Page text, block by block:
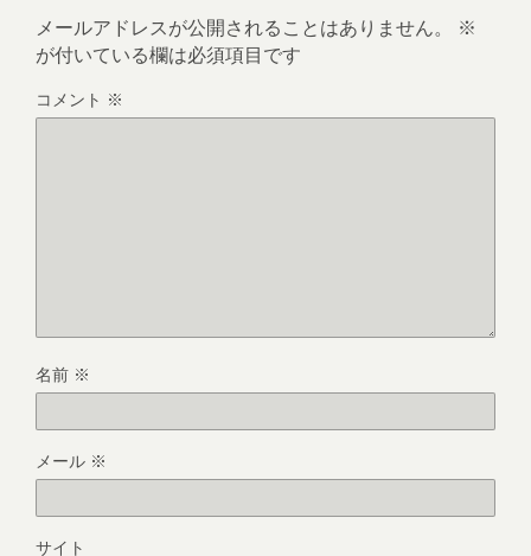
メールアドレスが公開されることはありません。
※
が付いている欄は必須項目です
コメント ※
名前 ※
メール ※
サイト